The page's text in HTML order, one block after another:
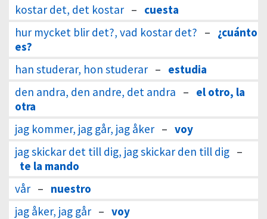
kostar det, det kostar – cuesta
hur mycket blir det?, vad kostar det? – ¿cuánto
es?
han studerar, hon studerar – estudia
den andra, den andre, det andra – el otro, la
otra
jag kommer, jag går, jag åker – voy
jag skickar det till dig, jag skickar den till dig –
te la mando
vår – nuestro
jag åker, jag går – voy